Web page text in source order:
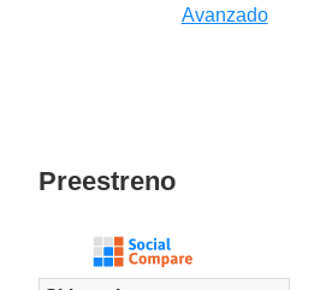
Avanzado
Preestreno